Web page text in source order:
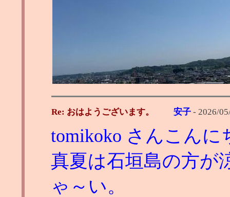
Re: おはようございます。 安子 - 2026/
tomikoko さんこんに
真夏は石垣島の方が
ゃ～い。